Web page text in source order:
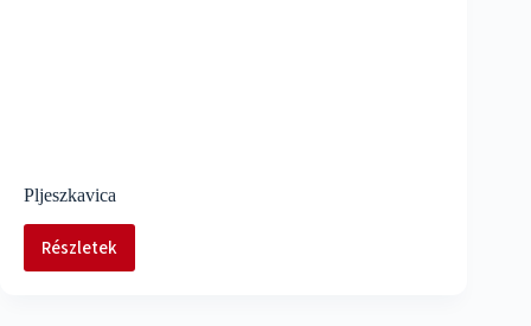
Pljeszkavica
RészletekPljeszkavica